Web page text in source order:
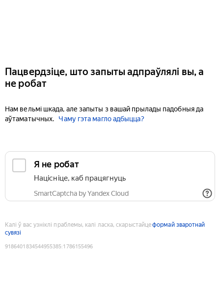
Пацвердзіце, што запыты адпраўлялі вы, а
не робат
Нам вельмі шкада, але запыты з вашай прылады падобныя да
аўтаматычных.
Чаму гэта магло адбыцца?
Я не робат
Націсніце, каб працягнуць
SmartCaptcha by Yandex Cloud
Калі ў вас узніклі праблемы, калі ласка, скарыстайцеформай зваротнай
сувязі
9186401834544955385:1786155496